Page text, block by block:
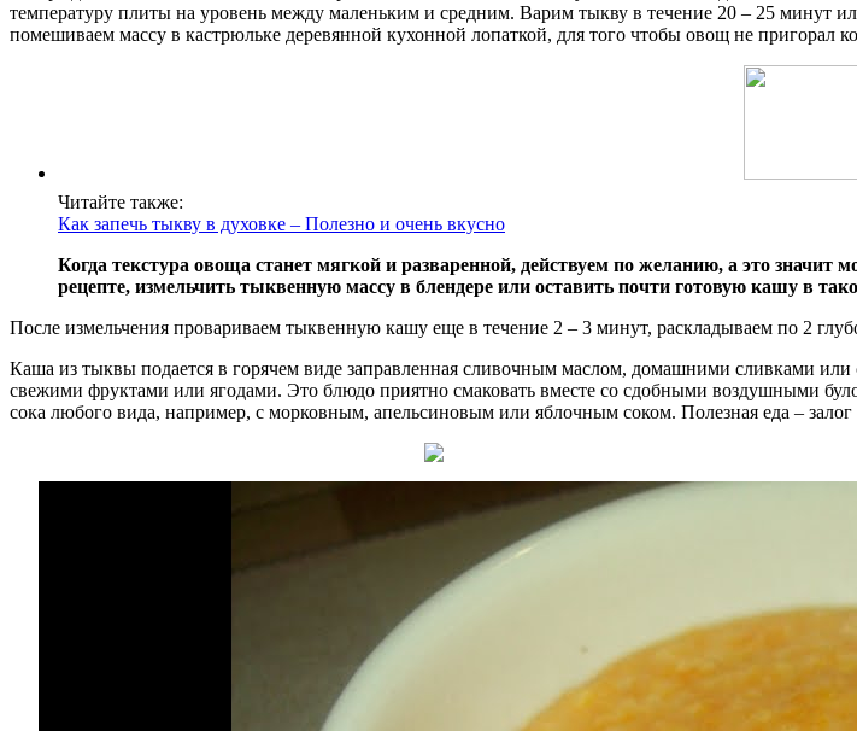
температуру плиты на уровень между маленьким и средним. Варим тыкву в течение 20 – 25 минут
помешиваем массу в кастрюльке деревянной кухонной лопаткой, для того чтобы овощ не пригорал
Читайте также:
Как запечь тыкву в духовке – Полезно и очень вкусно
Когда текстура овоща станет мягкой и разваренной, действуем по желанию, а это
рецепте, измельчить тыквенную массу в блендере или оставить почти готовую кашу в
После измельчения провариваем тыквенную кашу еще в течение 2 – 3 минут, раскладываем по 2
Каша из тыквы подается в горячем виде заправленная сливочным маслом, домашними сливками
свежими фруктами или ягодами. Это блюдо приятно смаковать вместе со сдобными воздушными
сока любого вида, например, с морковным, апельсиновым или яблочным соком. Полезная еда – залог